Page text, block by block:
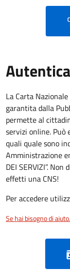
La Carta
garantita dalla
permette al
servizi online. Può
quali quale sono
Amministrazione
DEI SERVIZI”.
effetti una CNS!
Per accedere
Se hai bisogno di